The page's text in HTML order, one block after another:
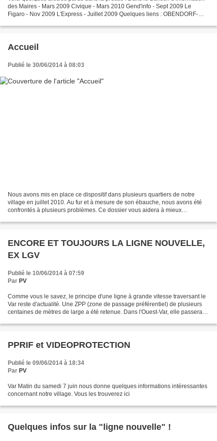
des Maires - Mars 2009 Civique - Mars 2010 Gend'info - Sept 2009 Le
Figaro - Nov 2009 L'Express - Juillet 2009 Quelques liens : OBENDORF-
Accueil
Publié le 30/06/2014 à 08:03
Nous avons mis en place ce dispositif dans plusieurs quartiers de notre
village en juillet 2010. Au fur et à mesure de son ébauche, nous avons été
confrontés à plusieurs problèmes. Ce dossier vous aidera à mieux
ENCORE ET TOUJOURS LA LIGNE NOUVELLE,
EX LGV
Publié le 10/06/2014 à 07:59
Par PV
Comme vous le savez, le principe d'une ligne à grande vitesse traversant le
Var reste d'actualité. Une ZPP (zone de passage préférentiel) de plusieurs
centaines de mètres de large a été retenue. Dans l'Ouest-Var, elle passerait
PPRIF et VIDEOPROTECTION
Publié le 09/06/2014 à 18:34
Par PV
Var Matin du samedi 7 juin nous donne quelques informations intéressantes
concernant notre village. Vous les trouverez ici
Quelques infos sur la "ligne nouvelle" !